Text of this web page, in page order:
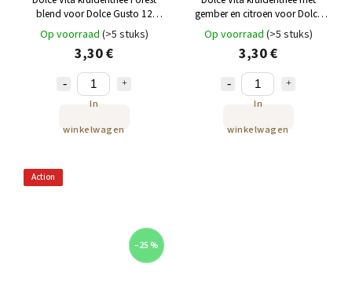
blend voor Dolce Gusto 12
capsules
Op voorraad (>5 stuks)
3,30 €
In
winkelwagen
gember en citroen voor Dolce
Gusto (12 capsules)
Op voorraad (>5 stuks)
3,30 €
In
winkelwagen
Action
–25 %